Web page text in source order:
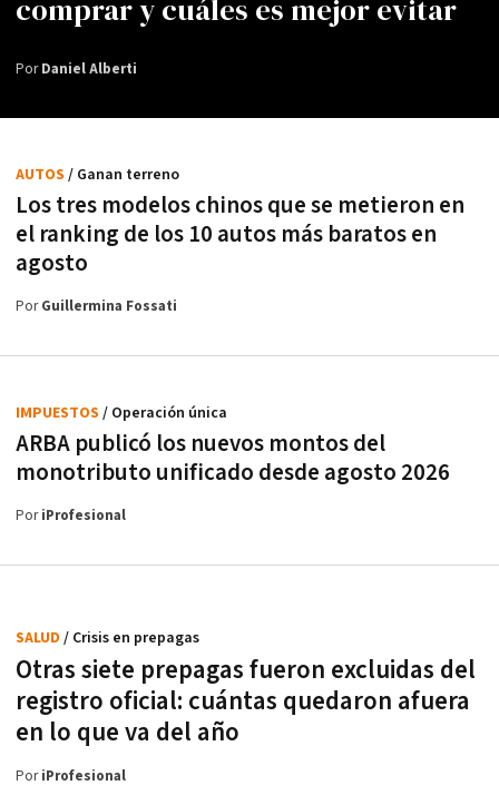
comprar y cuáles es mejor evitar
PorDaniel Alberti
Los tres modelos chinos que se metieron en
el ranking de los 10 autos más baratos en
agosto
AUTOS / Ganan terreno
PorGuillermina Fossati
ARBA publicó los nuevos montos del
monotributo unificado desde agosto 2026
IMPUESTOS / Operación única
PoriProfesional
Otras siete prepagas fueron excluidas del
registro oficial: cuántas quedaron afuera
en lo que va del año
SALUD / Crisis en prepagas
PoriProfesional